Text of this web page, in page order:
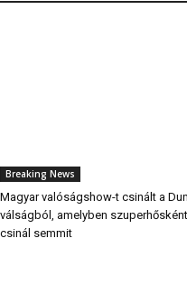
Breaking News
Magyar valóságshow-t csinált a
válságból, amelyben
csinál semmit